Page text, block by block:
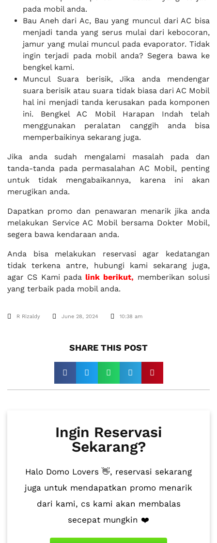
pada mobil anda.
Bau Aneh dari Ac, Bau yang muncul dari AC bisa
menjadi tanda yang serus mulai dari kebocoran,
jamur yang mulai muncul pada evaporator. Tidak
ingin terjadi pada mobil anda? Segera bawa ke
bengkel kami.
Muncul Suara berisik, Jika anda mendengar
suara berisik atau suara tidak biasa dari AC Mobil
hal ini menjadi tanda kerusakan pada komponen
ini. Bengkel AC Mobil Harapan Indah telah
menggunakan peralatan canggih anda bisa
memperbaikinya sekarang juga.
Jika anda sudah mengalami masalah pada dan
tanda-tanda pada permasalahan AC Mobil, penting
untuk tidak mengabaikannya, karena ini akan
merugikan anda.
Dapatkan promo dan penawaran menarik jika anda
melakukan Service AC Mobil bersama Dokter Mobil,
segera bawa kendaraan anda.
Anda bisa melakukan reservasi agar kedatangan
tidak terkena antre, hubungi kami sekarang juga,
agar CS Kami pada link berikut, memberikan solusi
yang terbaik pada mobil anda.
R Rizaldy June 28, 2024 10:38 am
SHARE THIS POST​
Ingin Reservasi
Sekarang?
Halo Domo Lovers 👋, reservasi sekarang
juga untuk mendapatkan promo menarik
dari kami, cs kami akan membalas
secepat mungkin ❤️